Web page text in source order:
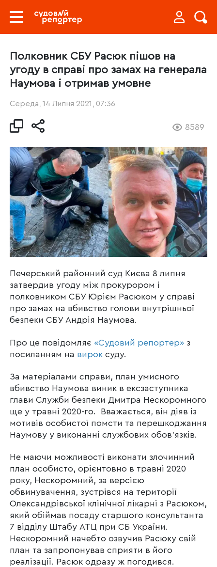
Полковник СБУ Расюк пішов на
угоду в справі про замах на генерала
Наумова і отримав умовне
Середа, 14 Липня 2021, 07:36
8589
Печерський районний суд Києва 8 липня
затвердив угоду між прокурором і
полковником СБУ Юрієм Расюком у справі
про замах на вбивство голови внутрішньої
безпеки СБУ Андрія Наумова.
Про це повідомляє «Судовий репортер» з
посиланням на вирок суду.
За матеріалами справи, план умисного
вбивство Наумова виник в ексзаступника
глави Служби безпеки Дмитра Нескоромного
ще у травні 2020-го. Вважається, він діяв із
мотивів особистої помсти та перешкоджання
Наумову у виконанні службових обов’язків.
Не маючи можливості виконати злочинний
план особисто, орієнтовно в травні 2020
року, Нескоромний, за версією
обвинувачення, зустрівся на території
Олександрівської клінічної лікарні з Расюком,
який обіймав посаду старшого консультанта
7 відділу Штабу АТЦ при СБ України.
Нескоромний начебто озвучив Расюку свій
план та запропонував сприяти в його
реалізації. Расюк одразу ж погодився.